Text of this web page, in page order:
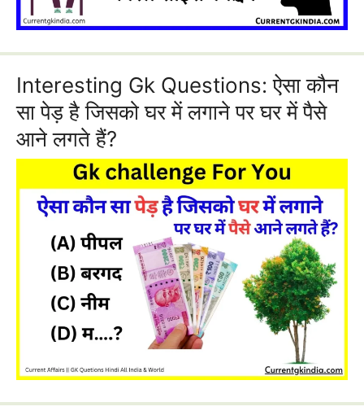
Interesting Gk Questions: ऐसा कौन
सा पेड़ है जिसको घर में लगाने पर घर में पैसे
आने लगते हैं?